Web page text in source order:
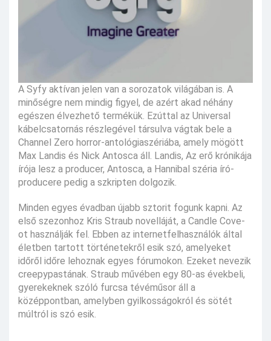
A Syfy aktívan jelen van a sorozatok világában is. A
minőségre nem mindig figyel, de azért akad néhány
egészen élvezhető termékük. Ezúttal az Universal
kábelcsatornás részlegével társulva vágtak bele a
Channel Zero horror-antológiaszériába, amely mögött
Max Landis és Nick Antosca áll. Landis, Az erő krónikája
írója lesz a producer, Antosca, a Hannibal széria író-
producere pedig a szkripten dolgozik.
Minden egyes évadban újabb sztorit fogunk kapni. Az
első szezonhoz Kris Straub novelláját, a Candle Cove-
ot használják fel. Ebben az internetfelhasználók által
életben tartott történetekről esik szó, amelyeket
időről időre lehoznak egyes fórumokon. Ezeket nevezik
creepypastának. Straub művében egy 80-as évekbeli,
gyerekeknek szóló furcsa tévéműsor áll a
középpontban, amelyben gyilkosságokról és sötét
múltról is szó esik.